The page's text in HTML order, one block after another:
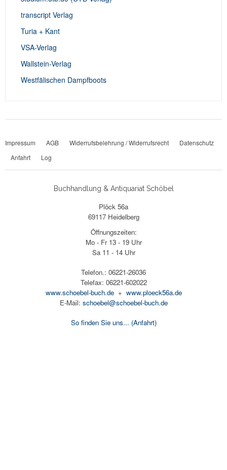
transcript Verlag
Turia + Kant
VSA-Verlag
Wallstein-Verlag
Westfälischen Dampfboots
Impressum AGB Widerrufsbelehrung / Widerrufsrecht
Datenschutz
Anfahrt
Log
Buchhandlung & Antiquariat Schöbel
Plöck 56a
69117 Heidelberg
Öffnungszeiten:
Mo - Fr 13 - 19 Uhr
Sa 11 - 14 Uhr
Telefon.: 06221-26036
Telefax: 06221-602022
www.schoebel-buch.de+ www.ploeck56a.de
E-Mail: schoebel@schoebel-buch.de
So finden Sie uns... (Anfahrt)